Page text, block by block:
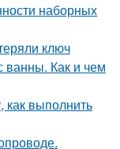
наборных
ключ
ванны. Как и чем
как выполнить